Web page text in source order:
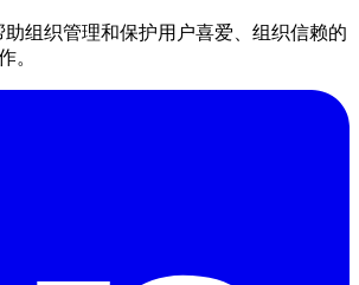
助组织管理和保护用户喜爱、组织信赖的
。